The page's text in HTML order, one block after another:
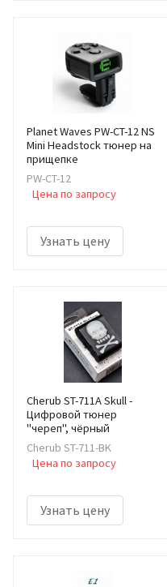
Planet Waves PW-CT-12 NS
Mini Headstock тюнер на
прищепке
PW-CT-12
Цена по запросу
Узнать цену
Cherub ST-711A Skull -
Цифровой тюнер
"череп", чёрный
Cherub ST-711-BK
Цена по запросу
Узнать цену